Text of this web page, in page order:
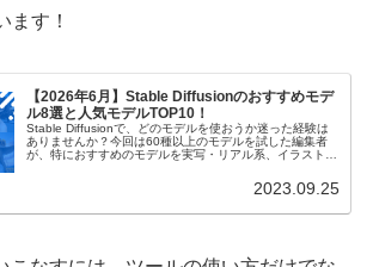
ます！
【2026年6月】Stable Diffusionのおすすめモデ
ル8選と人気モデルTOP10！
Stable Diffusionで、どのモデルを使おうか迷った経験は
ありませんか？今回は60種以上のモデルを試した編集者
が、特におすすめのモデルを実写・リアル系、イラスト・
2023.09.25